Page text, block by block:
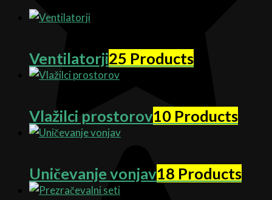
Ventilatorji25 Products
Vlažilci prostorov10 Products
Uničevanje vonjav18 Products